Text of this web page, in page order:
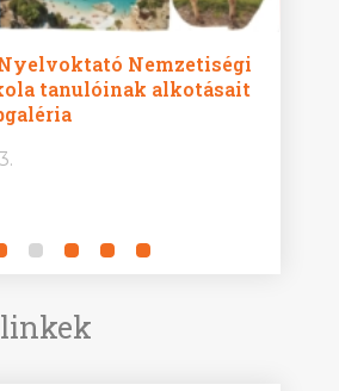
Nemzetiségi
tanulóinak alkotásait